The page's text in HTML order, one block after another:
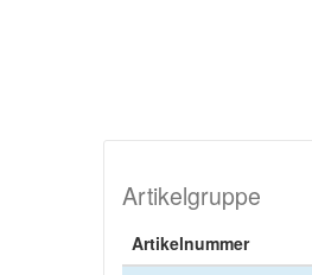
Artikelgruppe
Artikelnummer